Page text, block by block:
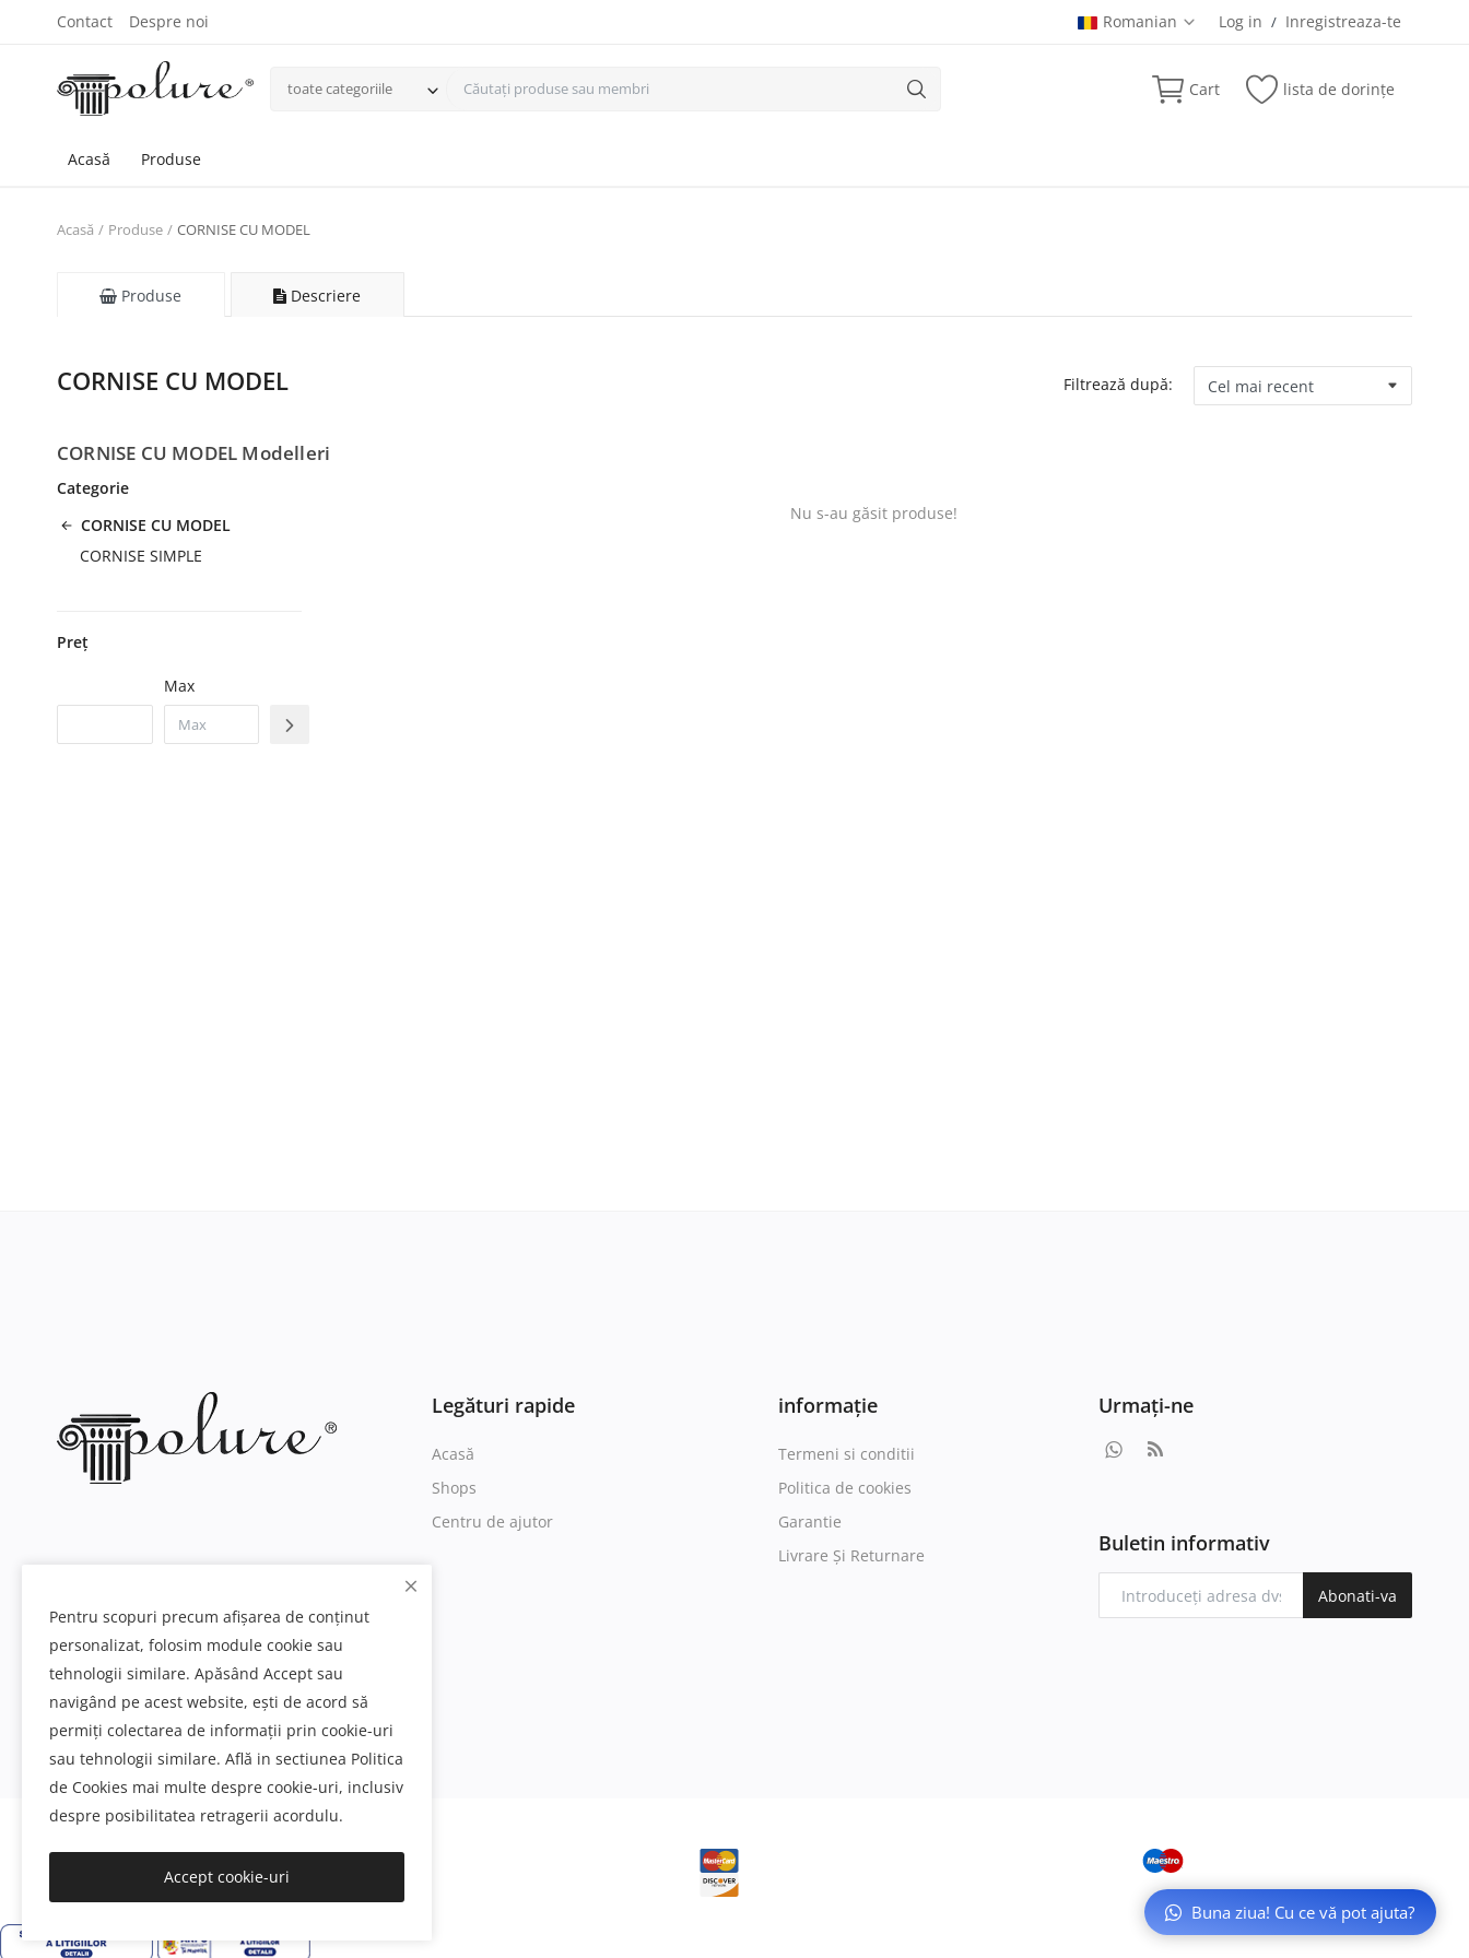
Contact Despre noi Romanian Log in / Inregistreaza-te
toate categoriile Cart lista de dorințe
Acasă Produse
Acasă Produse CORNISE CU MODEL
Produse Descriere
CORNISE CU MODEL Filtrează după:
CORNISE CU MODEL Modelleri
Categorie
CORNISE CU MODEL
CORNISE SIMPLE
Preț
Max
Nu s-au găsit produse!
Legături rapide
Acasă
Shops
Centru de ajutor
informație
Termeni si conditii
Politica de cookies
Garantie
Livrare Și Returnare
Urmați-ne
Buletin informativ
Abonati-va
Pentru scopuri precum afișarea de conținut
personalizat, folosim module cookie sau
tehnologii similare. Apăsând Accept sau
navigând pe acest website, ești de acord să
permiți colectarea de informații prin cookie-uri
sau tehnologii similare. Află in sectiunea Politica
de Cookies mai multe despre cookie-uri, inclusiv
despre posibilitatea retragerii acordulu.
Accept cookie-uri
Buna ziua! Cu ce vă pot ajuta?